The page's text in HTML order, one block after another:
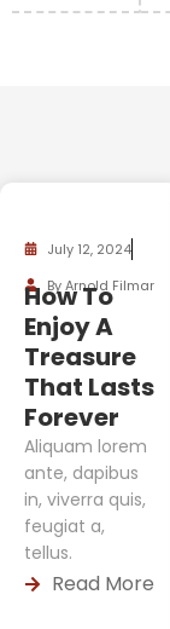
July 12, 2024
By Arnold Filmar
How To
Enjoy A
Treasure
That Lasts
Forever
Aliquam lorem
ante, dapibus
in, viverra quis,
feugiat a,
tellus.
Read More